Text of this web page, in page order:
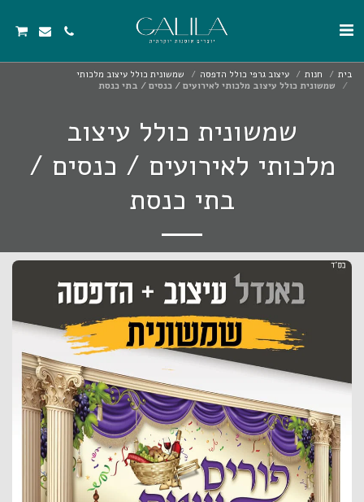
בית חנות עיצוב גרפי כולל הדפסה
שמשונית כולל עיצוב מלכותי
שמשונית כולל עיצוב מלכותי לאירועים / כנסים / בתי כנסת
שמשונית כולל עיצוב
מלכותי לאירועים / כנסים /
בתי כנסת